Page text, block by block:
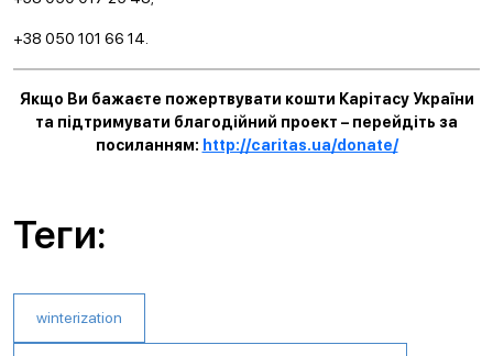
+38 050 101 66 14.
Якщо Ви бажаєте пожертвувати кошти Карітасу України
та підтримувати благодійний проект – перейдіть за
посиланням: http://caritas.ua/donate/
Теги:
winterization